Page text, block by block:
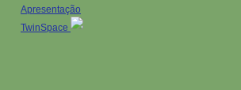
Apresentação
TwinSpace